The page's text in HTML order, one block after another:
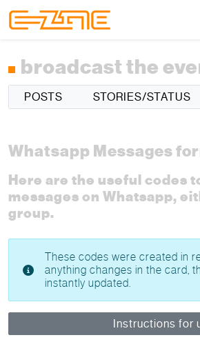
broadcast the
POSTS STORIES/STATUS
Whatsapp Messages
Here are the useful codes
messages on Whatsapp,
group.
These codes were created in
anything changes in the card,
instantly updated.
Instructions for